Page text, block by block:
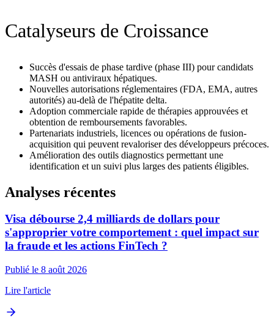
Catalyseurs de Croissance
Succès d'essais de phase tardive (phase III) pour candidats
MASH ou antiviraux hépatiques.
Nouvelles autorisations réglementaires (FDA, EMA, autres
autorités) au-delà de l'hépatite delta.
Adoption commerciale rapide de thérapies approuvées et
obtention de remboursements favorables.
Partenariats industriels, licences ou opérations de fusion-
acquisition qui peuvent revaloriser des développeurs précoces.
Amélioration des outils diagnostics permettant une
identification et un suivi plus larges des patients éligibles.
Analyses récentes
Visa débourse 2,4 milliards de dollars pour
s'approprier votre comportement : quel impact sur
la fraude et les actions FinTech ?
Publié le 8 août 2026
Lire l'article